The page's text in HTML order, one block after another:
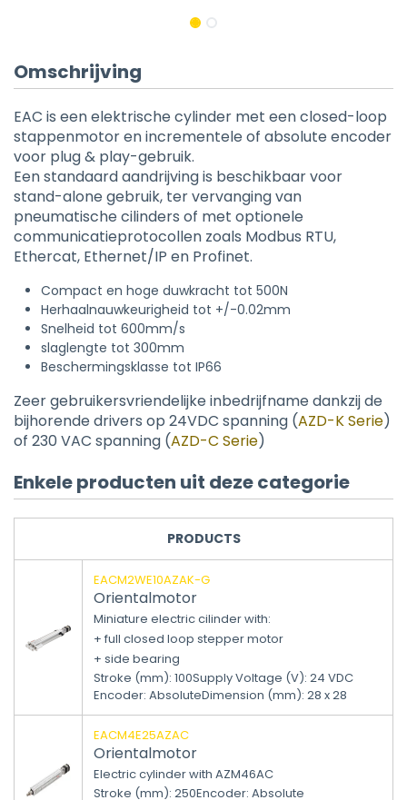
Omschrijving
EAC is een elektrische cylinder met een closed-loop
stappenmotor en incrementele of absolute encoder
voor plug & play-gebruik.
Een standaard aandrijving is beschikbaar voor
stand-alone gebruik, ter vervanging van
pneumatische cilinders of met optionele
communicatieprotocollen zoals Modbus RTU,
Ethercat, Ethernet/IP en Profinet.
Compact en hoge duwkracht tot 500N
Herhaalnauwkeurigheid tot +/-0.02mm
Snelheid tot 600mm/s
slaglengte tot 300mm
Beschermingsklasse tot IP66
Zeer gebruikersvriendelijke inbedrijfname dankzij de
bijhorende drivers op 24VDC spanning (AZD-K Serie)
of 230 VAC spanning (AZD-C Serie)
Enkele producten uit deze categorie
PRODUCTS
EACM2WE10AZAK-G
Orientalmotor
Miniature electric cilinder with:
+ full closed loop stepper motor
+ side bearing
Stroke (mm): 100Supply Voltage (V): 24 VDC
Encoder: AbsoluteDimension (mm): 28 x 28
EACM4E25AZAC
Orientalmotor
Electric cylinder with AZM46AC
Stroke (mm): 250Encoder: Absolute